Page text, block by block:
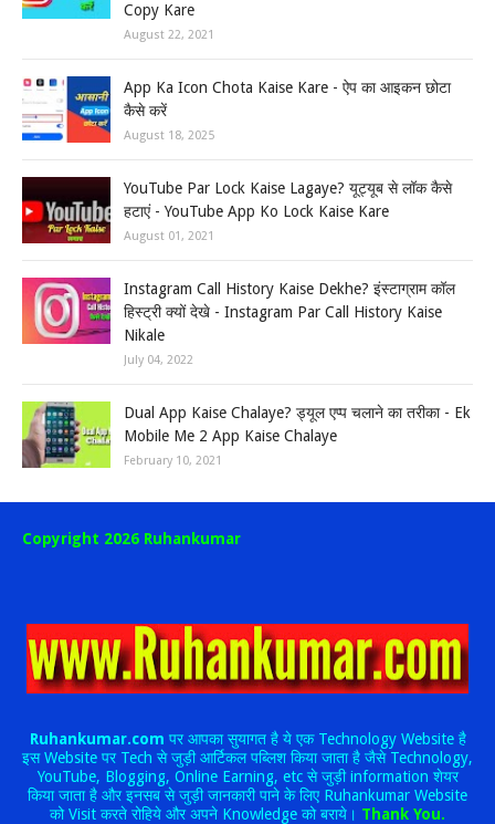
Copy Kare
August 22, 2021
App Ka Icon Chota Kaise Kare - ऐप का आइकन छोटा
कैसे करें
August 18, 2025
YouTube Par Lock Kaise Lagaye? यूट्यूब से लॉक कैसे
हटाएं - YouTube App Ko Lock Kaise Kare
August 01, 2021
Instagram Call History Kaise Dekhe? इंस्टाग्राम कॉल
हिस्ट्री क्यों देखे - Instagram Par Call History Kaise
Nikale
July 04, 2022
Dual App Kaise Chalaye? ड्यूल एप्प चलाने का तरीका - Ek
Mobile Me 2 App Kaise Chalaye
February 10, 2021
Copyright 2026 Ruhankumar
Ruhankumar.com पर आपका सुयागत है ये एक Technology Website है
इस Website पर Tech से जुड़ी आर्टिकल पब्लिश किया जाता है जैसे Technology,
YouTube, Blogging, Online Earning, etc से जुड़ी information शेयर
किया जाता है और इनसब से जुड़ी जानकारी पाने के लिए Ruhankumar Website
को Visit करते रोहिये और अपने Knowledge को बराये। Thank You.